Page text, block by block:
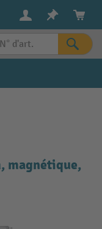
magnétique,